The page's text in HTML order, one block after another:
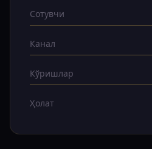
Сотувчи
Канал
Кўришлар
Ҳолат